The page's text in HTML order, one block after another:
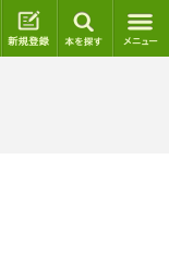
ログイン 新規登録